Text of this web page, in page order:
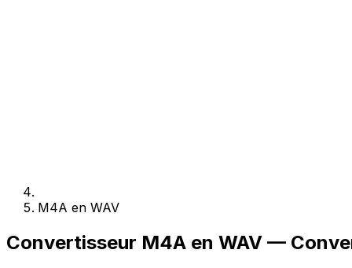
M4A en WAV
Convertisseur M4A en WAV —